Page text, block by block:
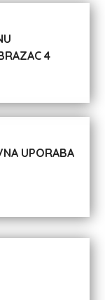
4
UPORABA